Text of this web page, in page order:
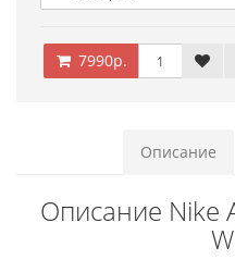
7990р.
Описание
Описание Nike